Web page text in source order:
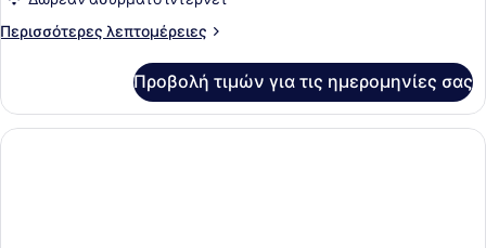
Περισσότερες λεπτομέρειες
Περισσότερες
Προβολή τιμών για τις ημερομηνίες σας